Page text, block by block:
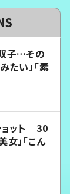
子…その
たい」「素
ョット 30
」「こん